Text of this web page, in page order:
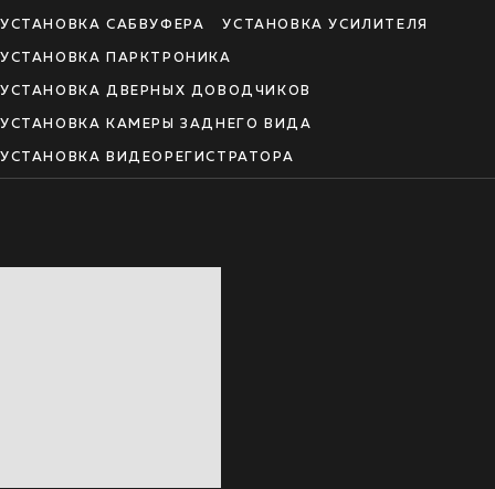
УСТАНОВКА САБВУФЕРА УСТАНОВКА УСИЛИТЕЛЯ
УСТАНОВКА ПАРКТРОНИКА
УСТАНОВКА ДВЕРНЫХ ДОВОДЧИКОВ
УСТАНОВКА КАМЕРЫ ЗАДНЕГО ВИДА
УСТАНОВКА ВИДЕОРЕГИСТРАТОРА